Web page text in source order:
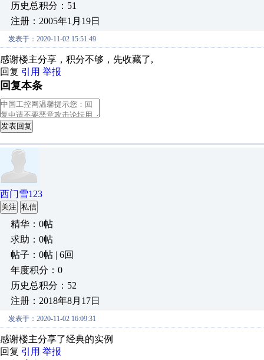
历史总积分：51
注册：2005年1月19日
发表于：2020-11-02 15:51:49
感谢楼主分享，积分不够，先收藏了,
回复 引用 举报
回复本条
发表回复
西门雪123
关注 私信
精华：0帖
求助：0帖
帖子：0帖 | 6回
年度积分：0
历史总积分：52
注册：2018年8月17日
发表于：2020-11-02 16:09:31
感谢楼主分享了经典的实例
回复 引用 举报